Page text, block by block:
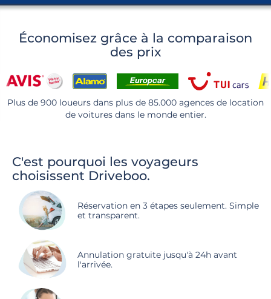
Économisez grâce à la comparaison
des prix
Plus de 900 loueurs dans plus de 85.000 agences de location
de voitures dans le monde entier.
C'est pourquoi les voyageurs
choisissent Driveboo.
Réservation en 3 étapes seulement. Simple
et transparent.
Annulation gratuite jusqu'à 24h avant
l'arrivée.